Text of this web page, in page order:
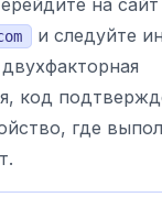
и следуйте
код
где